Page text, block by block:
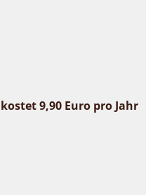
9,90 Euro pro Jahr